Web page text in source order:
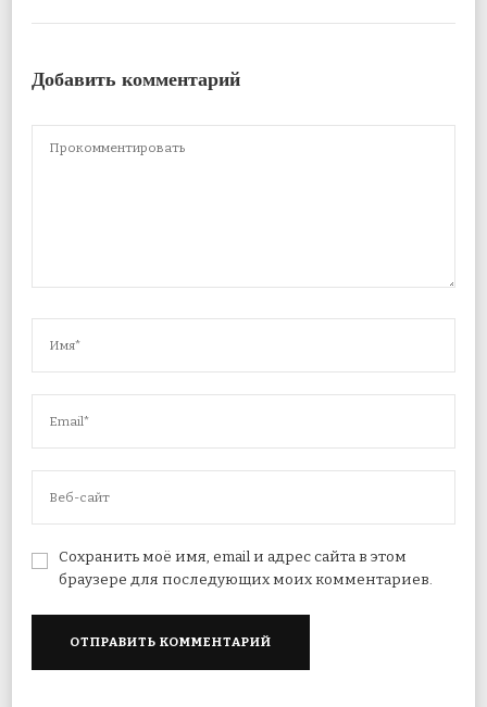
Добавить комментарий
Сохранить моё имя, email и адрес сайта в этом
браузере для последующих моих комментариев.